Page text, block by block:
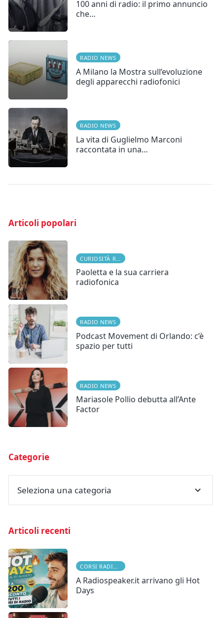
100 anni di radio: il primo annuncio
che…
RADIO NEWS
A Milano la Mostra sull’evoluzione
degli apparecchi radiofonici
RADIO NEWS
La vita di Guglielmo Marconi
raccontata in una…
Articoli popolari
Paoletta e la sua carriera
radiofonica
RADIO NEWS
Podcast Movement di Orlando: c’è
spazio per tutti
RADIO NEWS
Mariasole Pollio debutta all’Ante
Factor
Categorie
Seleziona una categoria
Articoli recenti
CORSI RADIOFONICI
A Radiospeaker.it arrivano gli Hot
Days